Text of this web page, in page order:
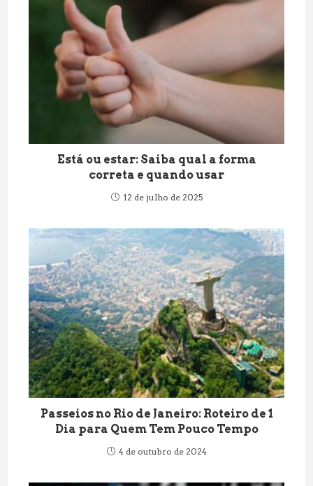
Está ou estar: Saiba qual a forma
correta e quando usar
12 de julho de 2025
Passeios no Rio de Janeiro: Roteiro de 1
Dia para Quem Tem Pouco Tempo
4 de outubro de 2024